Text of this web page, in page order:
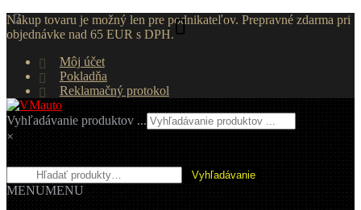
Nákup tovaru je možný len pre podnikateľov. Prepravné zdarma pri
objednávke nad 65 EUR s DPH.
Môj účet
Pokladňa
Reklamačný protokol
Preskočiť
na
navigáciu
Preskočiť
na
obsah
Vyhľadávanie produktov ...
×
Hľadať: Vyhľadávanie
MENUMENU